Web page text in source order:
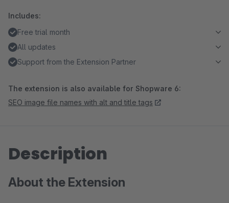
Includes:
Free trial month
All updates
Support from the Extension Partner
The extension is also available for Shopware 6:
SEO image file names with alt and title tags
Description
About the Extension